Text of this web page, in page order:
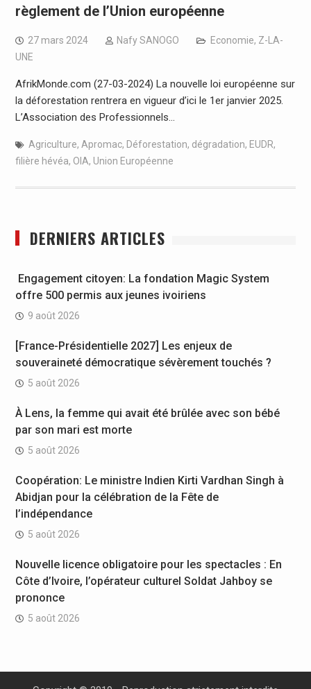
règlement de l’Union européenne
27 mars 2024 Nafy SANOGO Economie, Z-LA-
UNE
AfrikMonde.com (27-03-2024) La nouvelle loi européenne sur
la déforestation rentrera en vigueur d’ici le 1er janvier 2025.
L’Association des Professionnels…
Agriculture, Apromac, Déforestation, dégradation, EUDR,
filière hévéa, OIA, Union Européenne
DERNIERS ARTICLES
Engagement citoyen: La fondation Magic System
offre 500 permis aux jeunes ivoiriens
9 août 2026
[France-Présidentielle 2027] Les enjeux de
souveraineté démocratique sévèrement touchés ?
5 août 2026
À Lens, la femme qui avait été brûlée avec son bébé
par son mari est morte
5 août 2026
Coopération: Le ministre Indien Kirti Vardhan Singh à
Abidjan pour la célébration de la Fête de
l’indépendance
5 août 2026
Nouvelle licence obligatoire pour les spectacles : En
Côte d’Ivoire, l’opérateur culturel Soldat Jahboy se
prononce
5 août 2026